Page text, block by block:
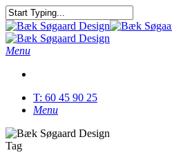
Skip
to
main
content
Close
Search
Menu
T: 60 45 90 25
Menu
Tag